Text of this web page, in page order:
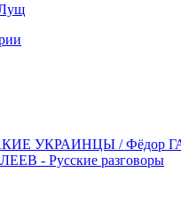
УКРАИНЦЫ / Фёдор
- Русские разговоры